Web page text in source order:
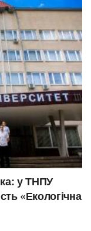
у ТНПУ
«Екологічна